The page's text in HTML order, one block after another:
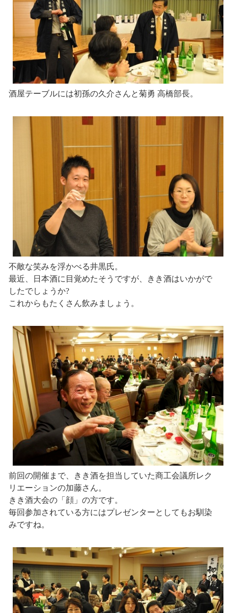
酒屋テーブルには初孫の久介さんと菊勇 高橋部長。
不敵な笑みを浮かべる井黒氏。
最近、日本酒に目覚めたそうですが、きき酒はいかがで
したでしょうか?
これからもたくさん飲みましょう。
前回の開催まで、きき酒を担当していた商工会議所レク
リエーションの加藤さん。
きき酒大会の「顔」の方です。
毎回参加されている方にはプレゼンターとしてもお馴染
みですね。